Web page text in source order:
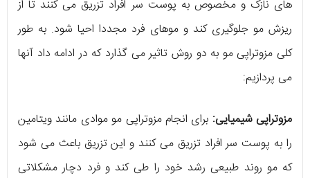
های نازک و مخصوص به پوست سر افراد تزریق می کنند تا از
ریزش مو جلوگیری کند و موهای فرد مجددا احیا شود. به طور
کلی مزوتراپی مو به دو روش تاثیر می گذارد که در ادامه داد آنها
می پردازیم:
مزوتراپی شیمیایی: برای انجام مزوتراپی مو موادی مانند ویتامین
را به پوست سر افراد تزریق می کنند و این تزریق باعث می شود
که مو روند طبیعی رشد خود را طی کند و فرد دچار مشکلاتی